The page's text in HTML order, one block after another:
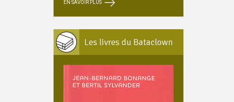
EN SAVOIR PLUS
Les livres du Bataclown